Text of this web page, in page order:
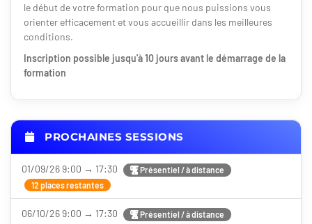
le début de votre formation pour que nous puissions vous
orienter efficacement et vous accueillir dans les meilleures
conditions.
Inscription possible jusqu'à 10 jours avant le démarrage de la
formation
PROCHAINES SESSIONS
01/09/26 9:00 → 17:30
Présentiel / à distance
12 places restantes
06/10/26 9:00 → 17:30
Présentiel / à distance